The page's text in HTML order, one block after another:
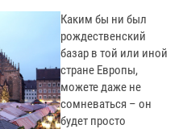
Каким бы ни был
рождественский
базар в той или иной
стране Европы,
можете даже не
сомневаться – он
будет просто